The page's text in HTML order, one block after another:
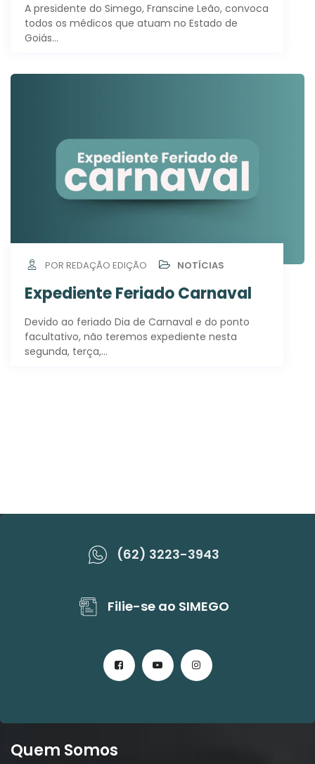
A presidente do Simego, Franscine Leão, convoca
todos os médicos que atuam no Estado de
Goiás…
POR REDAÇÃO EDIÇÃO NOTÍCIAS
Expediente Feriado Carnaval
Devido ao feriado Dia de Carnaval e do ponto
facultativo, não teremos expediente nesta
segunda, terça,…
(62) 3223-3943
Filie-se ao SIMEGO
Quem Somos